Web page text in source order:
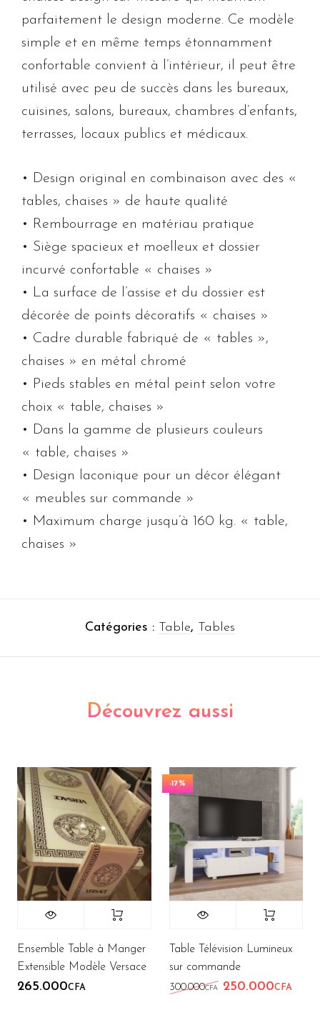
parfaitement le design moderne. Ce modèle
simple et en même temps étonnamment
confortable convient à l’intérieur, il peut être
utilisé avec peu de succès dans les bureaux,
cuisines, salons, bureaux, chambres d’enfants,
terrasses, locaux publics et médicaux.
• Design original en combinaison avec des «
tables, chaises » de haute qualité
• Rembourrage en matériau pratique
• Siège spacieux et moelleux et dossier
incurvé confortable « chaises »
• La surface de l’assise et du dossier est
décorée de points décoratifs « chaises »
• Cadre durable fabriqué de « tables »,
chaises » en métal chromé
• Pieds stables en métal peint selon votre
choix « table, chaises »
• Dans la gamme de plusieurs couleurs
« table, chaises »
• Design laconique pour un décor élégant
« meubles sur commande »
• Maximum charge jusqu’à 160 kg. « table,
chaises »
Catégories : Table, Tables
Découvrez aussi
Ensemble Table à Manger
Extensible Modèle Versace
265.000CFA
-17%
Table Télévision Lumineux
sur commande
300.000CFA Le prix initial
250.000CFA